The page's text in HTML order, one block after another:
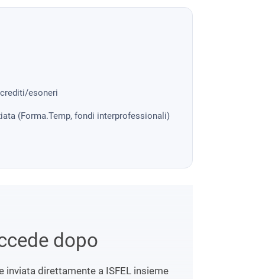
esoneri
(Forma.Temp, fondi interprofessionali)
dopo
inviata direttamente a ISFEL insieme